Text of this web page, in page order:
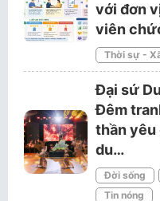
với đơn
viên
Thời sự -
Đại sứ
Đêm
thần yêu
du…
Đời sống
Tin nóng